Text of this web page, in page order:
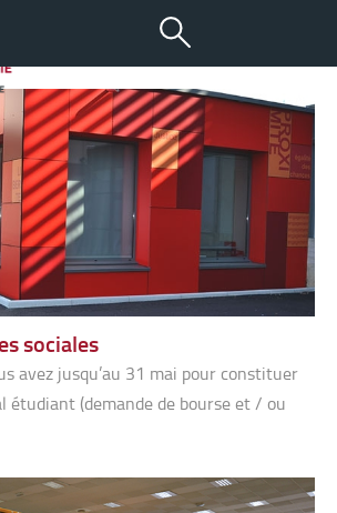
sociales
avez jusqu’au 31 mai pour constituer
étudiant (demande de bourse et / ou